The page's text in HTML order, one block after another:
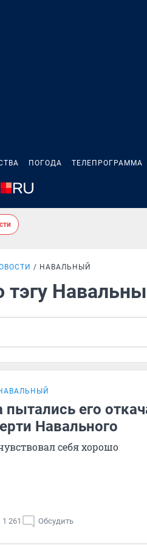
ПОГОДА ТЕЛЕПРОГРАММА
НАВАЛЬНЫЙ
тэгу
пытались его
Навального
себя хорошо
1 261 Обсудить